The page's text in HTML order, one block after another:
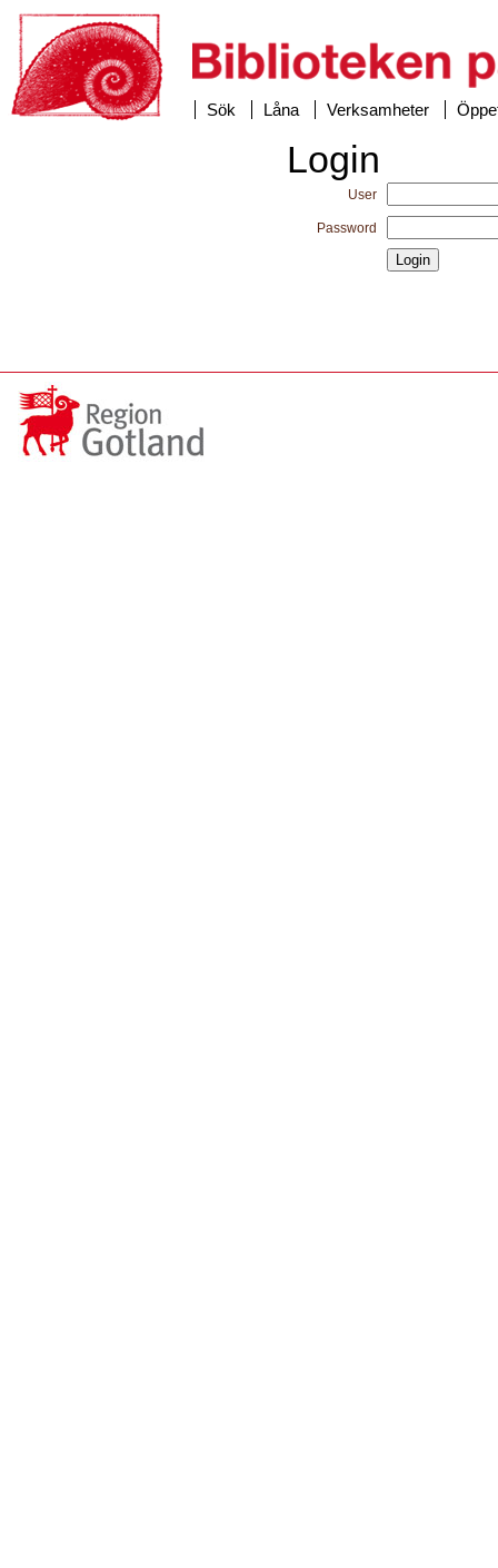
Sök Låna Verksamheter
Login
User
Password